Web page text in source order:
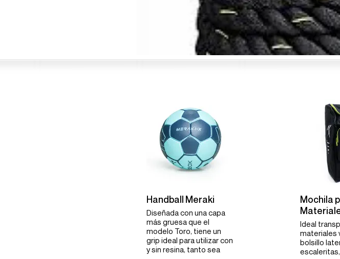
Handball Meraki
Diseñada con una capa
más gruesa que el
modelo Toro, tiene un
grip ideal para utilizar con
y sin resina, tanto sea
Mochila
Ideal
materiales
bolsillo